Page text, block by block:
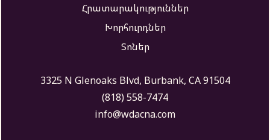
Հրատարակություններ
Խորհուրդներ
Տոներ
3325 N Glenoaks Blvd, Burbank, CA 91504
(818) 558-7474
info@wdacna.com